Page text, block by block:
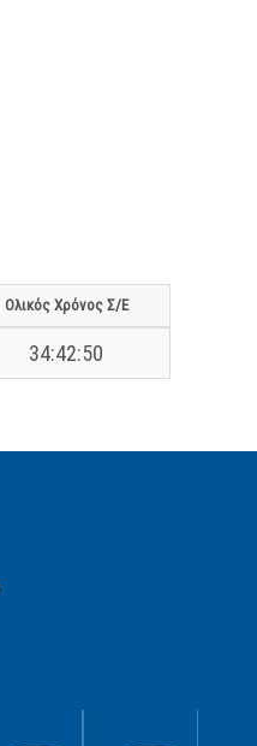
Ολικός Χρόνος Σ/Ε
34:42:50